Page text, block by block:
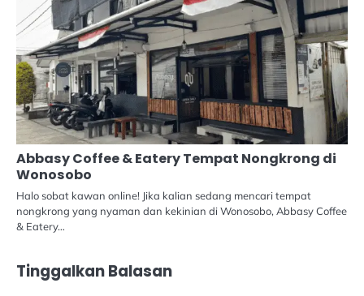
Abbasy Coffee & Eatery Tempat Nongkrong di
Wonosobo
Halo sobat kawan online! Jika kalian sedang mencari tempat
nongkrong yang nyaman dan kekinian di Wonosobo, Abbasy Coffee
& Eatery…
Tinggalkan Balasan